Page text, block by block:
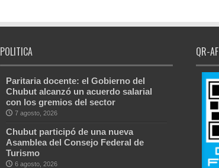
POLITICA
Paritaria docente: el Gobierno del
Chubut alcanzó un acuerdo salarial
con los gremios del sector
7 agosto, 2026
Chubut participó de una nueva
Asamblea del Consejo Federal de
Turismo
6 agosto, 2026
QR-